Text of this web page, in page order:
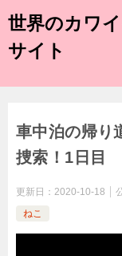
世界のカワ
サイト
車中泊の帰り
捜索！1日目
更新日： 2020-10-18
ねこ